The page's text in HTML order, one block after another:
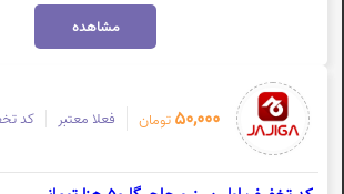
مشاهده
50,000تومان فعلا معتبر کد